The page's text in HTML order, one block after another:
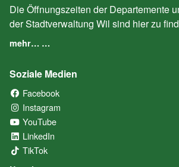
Die Öffnungszeiten der Departemente
der Stadtverwaltung Wil sind hier zu
mehr… …
Soziale Medien
Facebook
Instagram
YouTube
LinkedIn
TikTok